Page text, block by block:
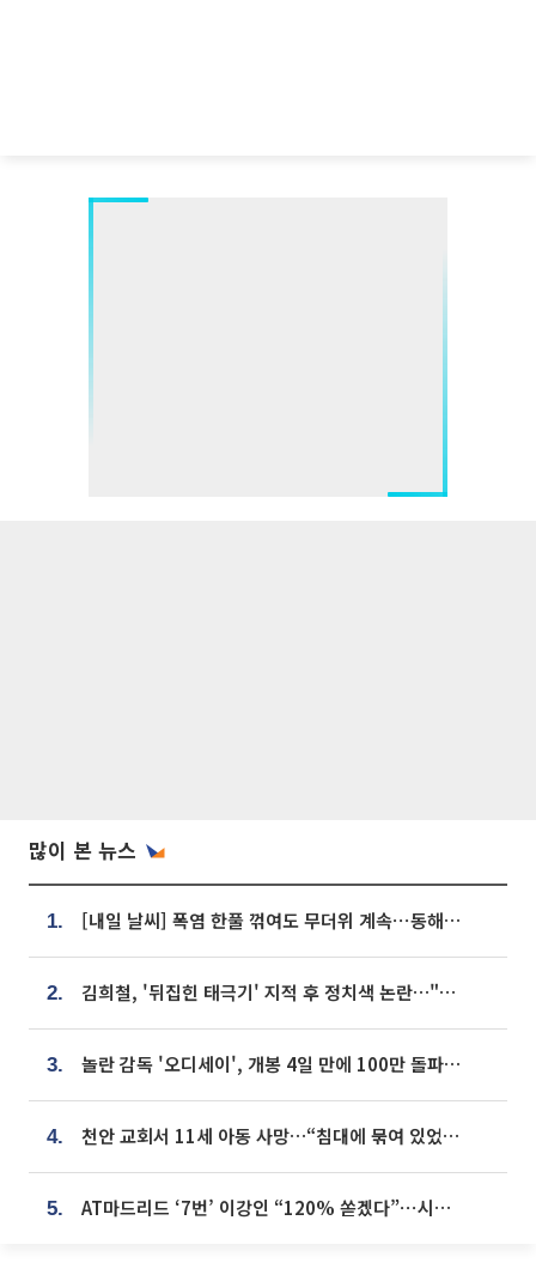
많이 본 뉴스
1. [내일 날씨] 폭염 한풀 꺾여도 무더위 계속⋯동해안 이틀 연속 비
2. 김희철, '뒤집힌 태극기' 지적 후 정치색 논란…"좌우 떠나 우리나라 국기"
3. 놀란 감독 '오디세이', 개봉 4일 만에 100만 돌파⋯'왕사남' 보다 빠르다
4. 천안 교회서 11세 아동 사망…“침대에 묶여 있었다” 진술 확보
5. AT마드리드 ‘7번’ 이강인 “120% 쏟겠다”⋯시메오네 감독 “필요한 선수”